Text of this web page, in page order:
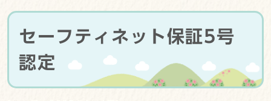
セーフティネット保証5号
認定